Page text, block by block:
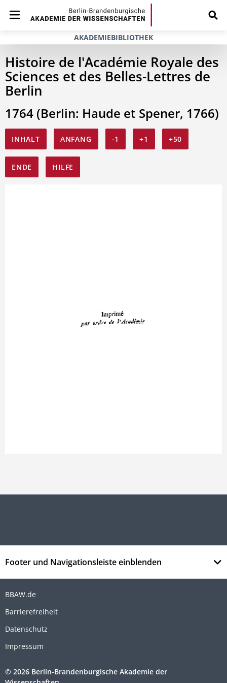
AKADEMIEBIBLIOTHEK
Histoire de l'Académie Royale des
Sciences et des Belles-Lettres de
Berlin
1764 (Berlin: Haude et Spener, 1766)
INHALT ANFANG -1 +1 +50
ENDE HILFE
Footer und Navigationsleiste einblenden
BBAW.de
Barrierefreiheit
Datenschutz
Impressum
© 2026 Berlin-Brandenburgische Akademie der